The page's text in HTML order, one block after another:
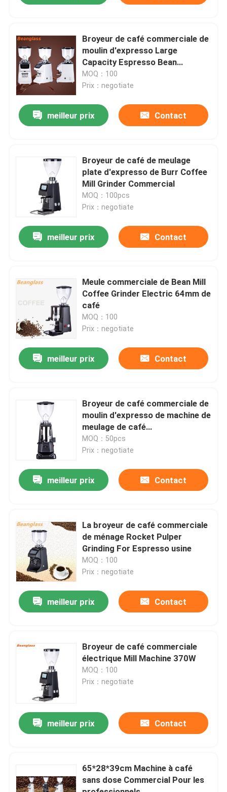
Produits
VR Show
Au sujet de nous
Contrôle de qualité
Contactez-nous
Cas
Burr Coffee Grinder
Broyeur de café commerciale de
moulin d'expresso Large
Capacity Espresso Bean
Machine
MOQ：100
Prix：negotiate
meilleur prix Contact
Broyeur de café de meulage
plate d'expresso de Burr Coffee
Mill Grinder Commercial
MOQ：100pcs
Prix：negotiate
meilleur prix Contact
Meule commerciale de Bean Mill
Coffee Grinder Electric 64mm de
café
MOQ：100
Prix：negotiate
meilleur prix Contact
Broyeur de café commerciale de
moulin d'expresso de machine de
meulage de café
d'Electricindustrial
MOQ：50pcs
Prix：negotiate
meilleur prix Contact
La broyeur de café commerciale
de ménage Rocket Pulper
Grinding For Espresso usine
MOQ：100
Prix：negotiate
meilleur prix Contact
Broyeur de café commerciale
électrique Mill Machine 370W
MOQ：100
Prix：negotiate
meilleur prix Contact
65*28*39cm Machine à café
sans dose Commercial Pour les